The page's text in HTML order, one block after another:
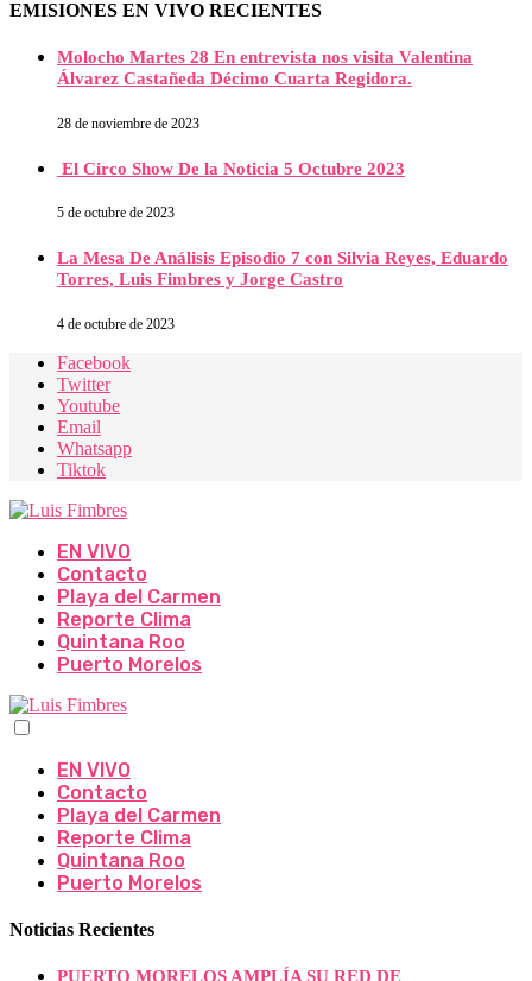
EMISIONES EN VIVO RECIENTES
Molocho Martes 28 En entrevista nos visita Valentina
Álvarez Castañeda Décimo Cuarta Regidora.
28 de noviembre de 2023
El Circo Show De la Noticia 5 Octubre 2023
5 de octubre de 2023
La Mesa De Análisis Episodio 7 con Silvia Reyes, Eduardo
Torres, Luis Fimbres y Jorge Castro
4 de octubre de 2023
Facebook
Twitter
Youtube
Email
Whatsapp
Tiktok
EN VIVO
Contacto
Playa del Carmen
Reporte Clima
Quintana Roo
Puerto Morelos
EN VIVO
Contacto
Playa del Carmen
Reporte Clima
Quintana Roo
Puerto Morelos
Noticias Recientes
PUERTO MORELOS AMPLÍA SU RED DE